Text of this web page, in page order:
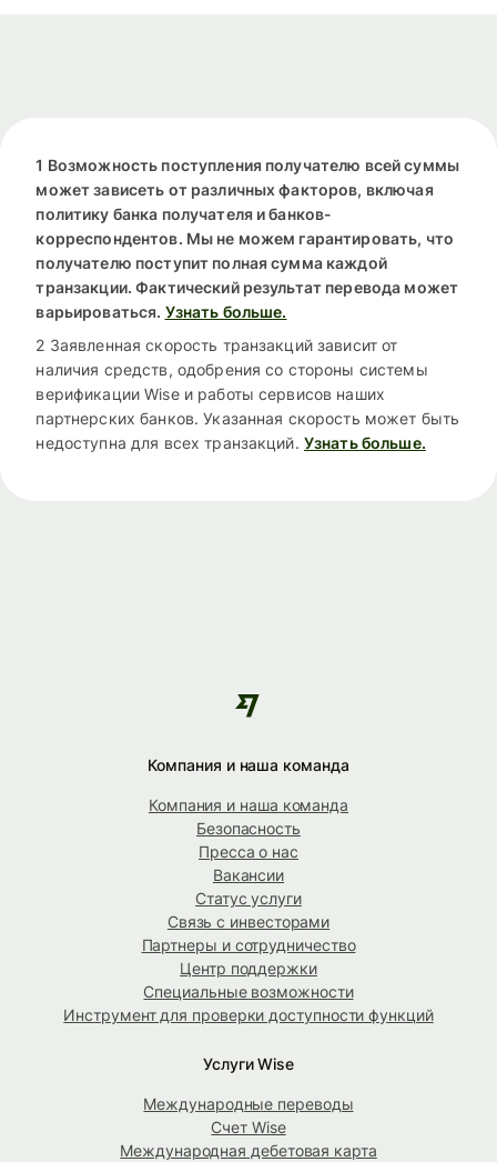
1 Возможность поступления получателю всей суммы
может зависеть от различных факторов, включая
политику банка получателя и банков-
корреспондентов. Мы не можем гарантировать, что
получателю поступит полная сумма каждой
транзакции. Фактический результат перевода может
варьироваться. Узнать больше.
2 Заявленная скорость транзакций зависит от
наличия средств, одобрения со стороны системы
верификации Wise и работы сервисов наших
партнерских банков. Указанная скорость может быть
недоступна для всех транзакций. Узнать больше.
Компания и наша команда
Компания и наша команда
Безопасность
Пресса о нас
Вакансии
Статус услуги
Связь с инвесторами
Партнеры и сотрудничество
Центр поддержки
Специальные возможности
Инструмент для проверки доступности функций
Услуги Wise
Международные переводы
Счет Wise
Международная дебетовая карта